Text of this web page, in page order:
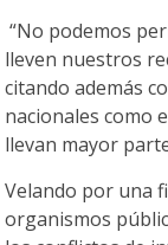
“No podemos
lleven nuestros
citando además
nacionales como
llevan mayor
Velando por una
organismos